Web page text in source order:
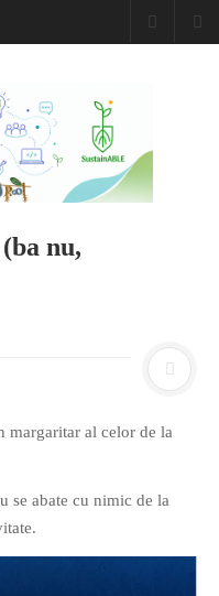
nu,
margaritar al celor de la
se abate cu nimic de la